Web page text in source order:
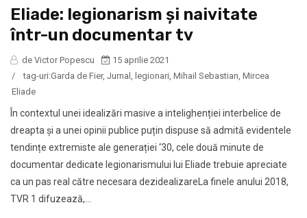
Eliade: legionarism și naivitate
într-un documentar tv
de Victor Popescu
15 aprilie 2021
/
tag-uri:Garda de Fier, Jurnal , legionari, Mihail Sebastian, Mircea
Eliade
În contextul unei idealizări masive a intelighenției interbelice de
dreapta și a unei opinii publice puțin dispuse să admită evidentele
tendințe extremiste ale generației ‘30, cele două minute de
documentar dedicate legionarismului lui Eliade trebuie apreciate
ca un pas real către necesara dezidealizareLa finele anului 2018,
TVR 1 difuzează,...